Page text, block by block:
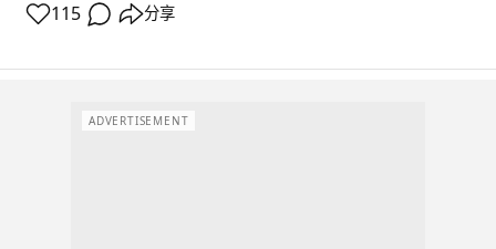
115 分享
ADVERTISEMENT